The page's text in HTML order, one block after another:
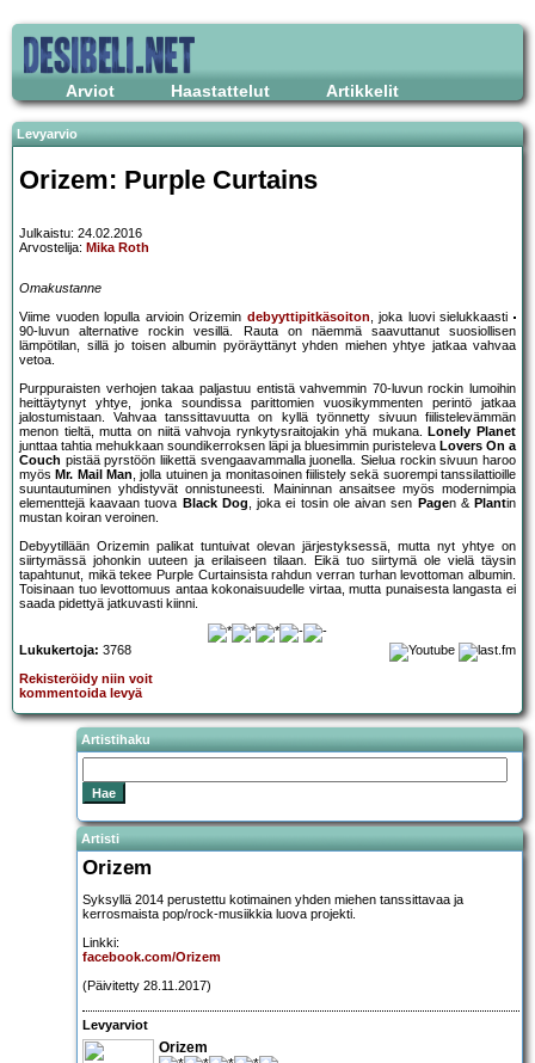
Arviot Haastattelut Artikkelit
Levyarvio
Orizem: Purple Curtains
Julkaistu: 24.02.2016
Arvostelija: Mika Roth
Omakustanne
Viime vuoden lopulla arvioin Orizemin debyyttipitkäsoiton, joka luovi sielukkaasti
90-luvun alternative rockin vesillä. Rauta on näemmä saavuttanut suosiollisen
lämpötilan, sillä jo toisen albumin pyöräyttänyt yhden miehen yhtye jatkaa vahvaa
vetoa.
Purppuraisten verhojen takaa paljastuu entistä vahvemmin 70-luvun rockin lumoihin
heittäytynyt yhtye, jonka soundissa parittomien vuosikymmenten perintö jatkaa
jalostumistaan. Vahvaa tanssittavuutta on kyllä työnnetty sivuun fiilistelevämmän
menon tieltä, mutta on niitä vahvoja rynkytysraitojakin yhä mukana. Lonely Planet
junttaa tahtia mehukkaan soundikerroksen läpi ja bluesimmin puristeleva Lovers On a
Couch pistää pyrstöön liikettä svengaavammalla juonella. Sielua rockin sivuun haroo
myös Mr. Mail Man, jolla utuinen ja monitasoinen fiilistely sekä suorempi tanssilattioille
suuntautuminen yhdistyvät onnistuneesti. Maininnan ansaitsee myös modernimpia
elementtejä kaavaan tuova Black Dog, joka ei tosin ole aivan sen Pagen & Plantin
mustan koiran veroinen.
Debyytillään Orizemin palikat tuntuivat olevan järjestyksessä, mutta nyt yhtye on
siirtymässä johonkin uuteen ja erilaiseen tilaan. Eikä tuo siirtymä ole vielä täysin
tapahtunut, mikä tekee Purple Curtainsista rahdun verran turhan levottoman albumin.
Toisinaan tuo levottomuus antaa kokonaisuudelle virtaa, mutta punaisesta langasta ei
saada pidettyä jatkuvasti kiinni.
Lukukertoja: 3768
Rekisteröidy niin voit
kommentoida levyä
Artistihaku
Artisti
Orizem
Syksyllä 2014 perustettu kotimainen yhden miehen tanssittavaa ja
kerrosmaista pop/rock-musiikkia luova projekti.
Linkki:
facebook.com/Orizem
(Päivitetty 28.11.2017)
Levyarviot
Orizem